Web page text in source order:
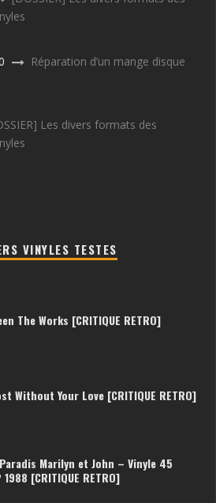
Réparation d’un mange disque
Les divers formats des
VINYLES TESTES
The Works [CRITIQUE RETRO]
Without Your Love [CRITIQUE RETRO]
Marilyn et John – Vinyle 45
[CRITIQUE RETRO]